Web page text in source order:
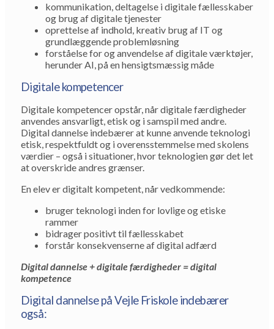
kommunikation, deltagelse i digitale fællesskaber
og brug af digitale tjenester
oprettelse af indhold, kreativ brug af IT og
grundlæggende problemløsning
forståelse for og anvendelse af digitale værktøjer,
herunder AI, på en hensigtsmæssig måde
Digitale kompetencer
Digitale kompetencer opstår, når digitale færdigheder
anvendes ansvarligt, etisk og i samspil med andre.
Digital dannelse indebærer at kunne anvende teknologi
etisk, respektfuldt og i overensstemmelse med skolens
værdier – også i situationer, hvor teknologien gør det let
at overskride andres grænser.
En elev er digitalt kompetent, når vedkommende:
bruger teknologi inden for lovlige og etiske
rammer
bidrager positivt til fællesskabet
forstår konsekvenserne af digital adfærd
Digital dannelse + digitale færdigheder = digital
kompetence
Digital dannelse på Vejle Friskole indebærer
også: